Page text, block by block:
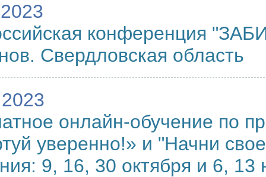
конференция
Свердловская область
онлайн-обучение по
уверенно!» и "Начни
9, 16, 30 октября и 6, 13